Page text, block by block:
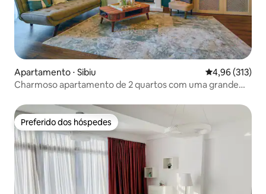
Apartamento ⋅ Sibiu 4,96 de uma
4,96 (313)
Charmoso apartamento de 2 quartos com uma grande
Preferido dos hóspedes
Preferido dos hóspedes